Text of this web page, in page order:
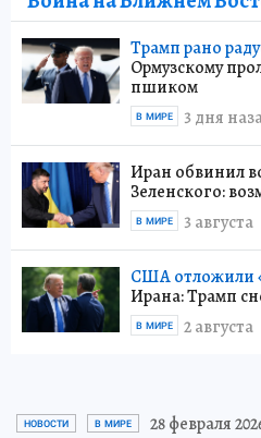
Трамп рано
Ормузскому
пшиком
3 дня
В МИРЕ
Иран обвинил
Зеленского:
3 августа
В МИРЕ
США отложили
Ирана: Трамп
2 августа
В МИРЕ
НОВОСТИ В МИРЕ 28 февраля